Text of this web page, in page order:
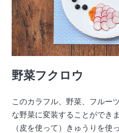
野菜フクロウ
このカラフル、野菜、フルー
な野菜に変装することができ
（皮を使って）きゅうりを使